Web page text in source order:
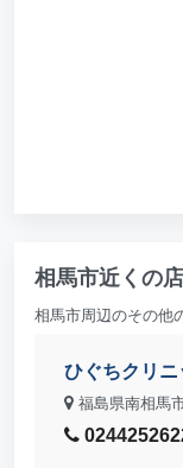
相馬市近くの
相馬市周辺のその他
ひぐちクリニ
福島県南相馬